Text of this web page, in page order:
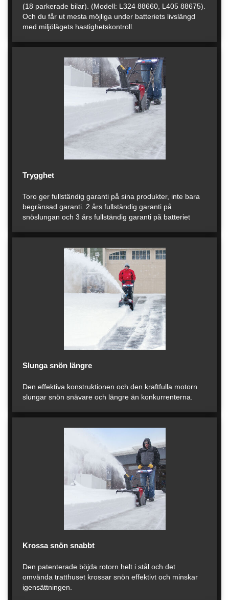
(18 parkerade bilar). (Modell: L324 88660, L405 88675).
Och du får ut mesta möjliga under batteriets livslängd
med miljölägets hastighetskontroll.
Trygghet
Toro ger fullständig garanti på sina produkter, inte bara
begränsad garanti. 2 års fullständig garanti på
snöslungan och 3 års fullständig garanti på batteriet
Slunga snön längre
Den effektiva konstruktionen och den kraftfulla motorn
slungar snön snävare och längre än konkurrenterna.
Krossa snön snabbt
Den patenterade böjda rotorn helt i stål och det
omvända tratthuset krossar snön effektivt och minskar
igensättningen.